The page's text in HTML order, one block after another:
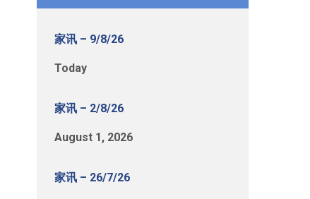
家讯 – 9/8/26
Today
家讯 – 2/8/26
August 1, 2026
家讯 – 26/7/26